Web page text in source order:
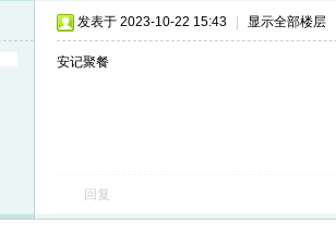
发表于 2023-10-22 15:43 显示全部楼层
安记聚餐
回复